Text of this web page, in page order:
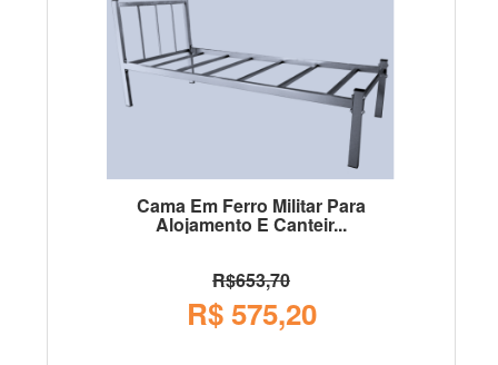
Cama Em Ferro Militar Para
Alojamento E Canteir...
R$653,70
R$ 575,20